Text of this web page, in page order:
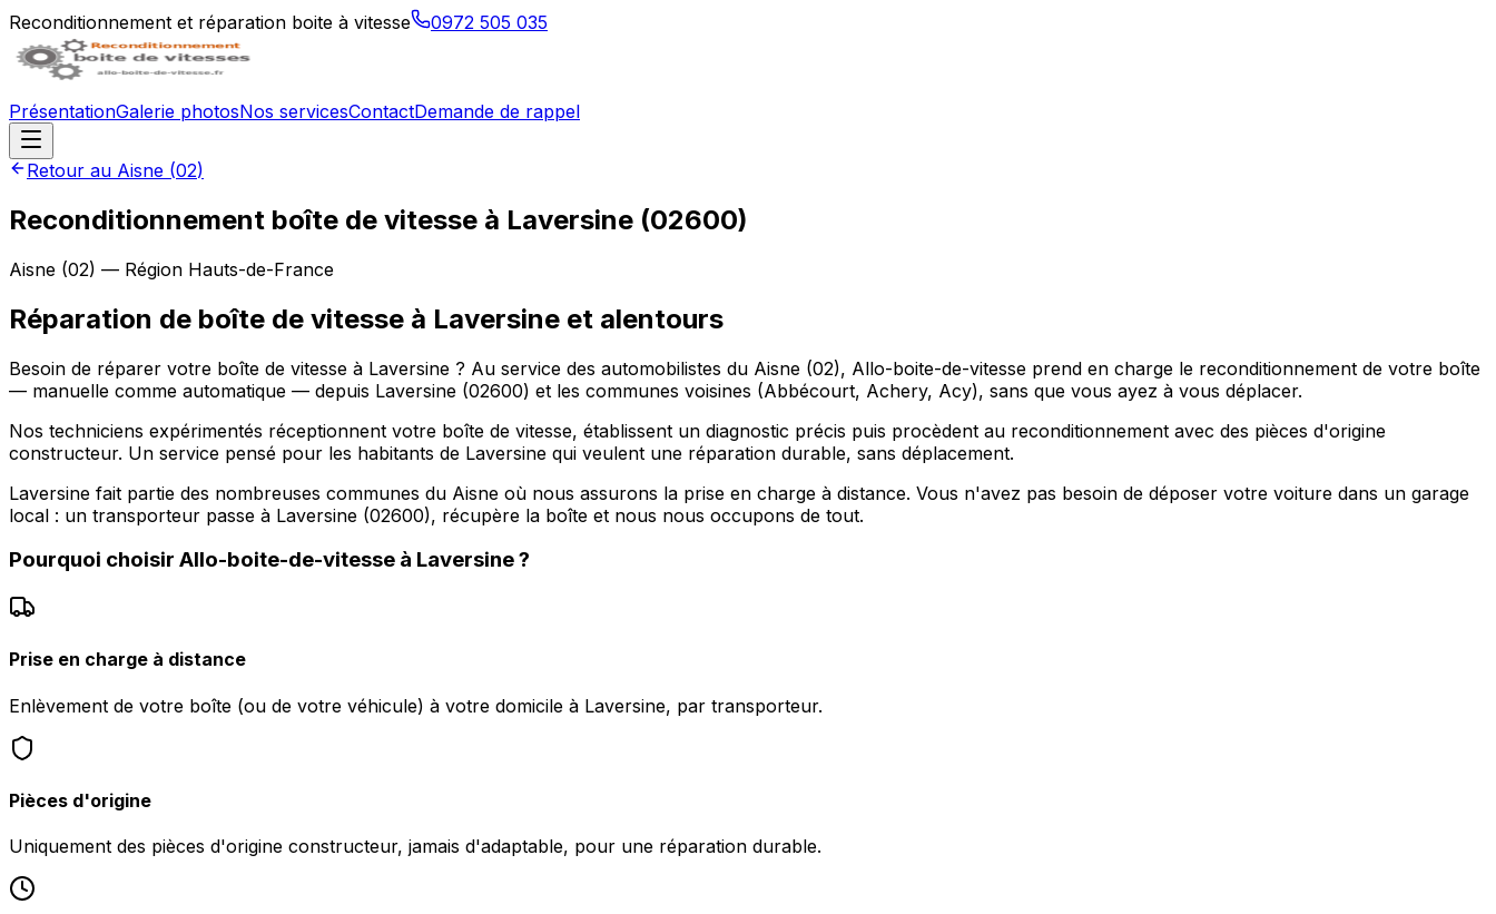
Reconditionnement et réparation boite à vitesse 0972 505 035
PrésentationGalerie photosNos servicesContactDemande de rappel
Retour au Aisne (02)
Reconditionnement boîte de vitesse à Laversine (02600)
Aisne (02) — Région Hauts-de-France
Réparation de boîte de vitesse à Laversine et alentours
Besoin de réparer votre boîte de vitesse à Laversine ? Au service des automobilistes du Aisne (02), Allo-boite-de-vitesse prend en charge le reconditionnement de votre boîte
— manuelle comme automatique — depuis Laversine (02600) et les communes voisines (Abbécourt, Achery, Acy), sans que vous ayez à vous déplacer.
Nos techniciens expérimentés réceptionnent votre boîte de vitesse, établissent un diagnostic précis puis procèdent au reconditionnement avec des pièces d'origine
constructeur. Un service pensé pour les habitants de Laversine qui veulent une réparation durable, sans déplacement.
Laversine fait partie des nombreuses communes du Aisne où nous assurons la prise en charge à distance. Vous n'avez pas besoin de déposer votre voiture dans un garage
local : un transporteur passe à Laversine (02600), récupère la boîte et nous nous occupons de tout.
Pourquoi choisir Allo-boite-de-vitesse à Laversine?
Prise en charge à distance
Enlèvement de votre boîte (ou de votre véhicule) à votre domicile à Laversine, par transporteur.
Pièces d'origine
Uniquement des pièces d'origine constructeur, jamais d'adaptable, pour une réparation durable.